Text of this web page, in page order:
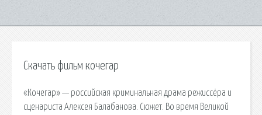
Скачать фильм кочегар
«Кочегар» — российская криминальная драма режиссёра и
сценариста Алексея Балабанова. Сюжет. Во время Великой